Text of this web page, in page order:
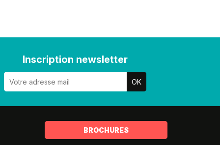
Inscription newsletter
BROCHURES